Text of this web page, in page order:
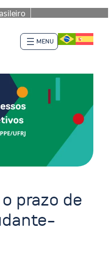
to
content
prazo de